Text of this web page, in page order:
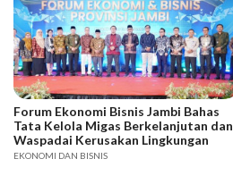
Forum Ekonomi Bisnis Jambi Bahas
Tata Kelola Migas Berkelanjutan dan
Waspadai Kerusakan Lingkungan
EKONOMI DAN BISNIS